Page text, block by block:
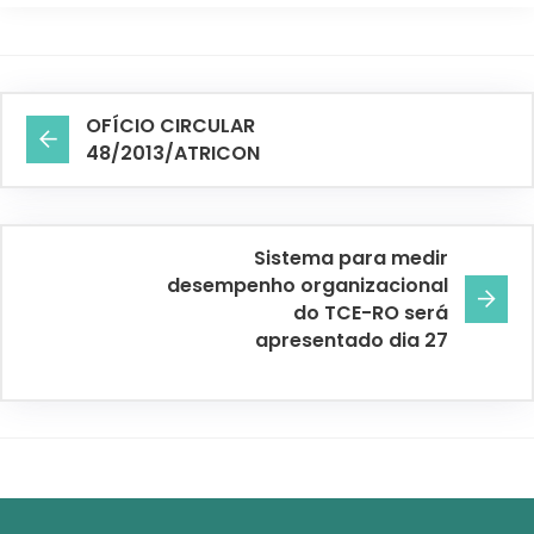
OFÍCIO CIRCULAR
48/2013/ATRICON
Sistema para medir
desempenho organizacional
do TCE-RO será
apresentado dia 27